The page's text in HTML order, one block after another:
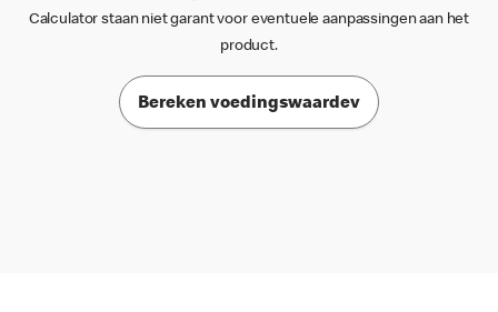
Calculator staan niet garant voor eventuele aanpassingen aan het
product.
Bereken voedingswaardev